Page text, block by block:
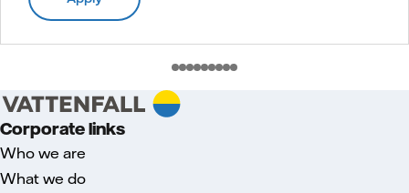
Corporate links
Who we are
What we do